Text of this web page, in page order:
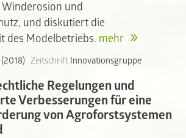
und
und diskutiert die
des Modelbetriebs. mehr
Zeitschrift Innovationsgruppe
Regelungen und
Verbesserungen für eine
von Agroforstsystemen